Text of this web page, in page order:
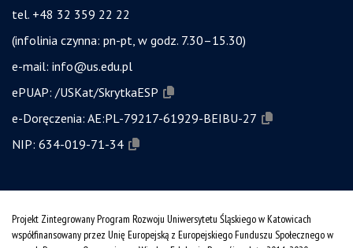
tel. +48 32 359 22 22
(infolinia czynna: pn-pt, w godz. 7.30–15.30)
e-mail: info@us.edu.pl
ePUAP: /USKat/SkrytkaESP
e-Doręczenia: AE:PL-79217-61929-BEIBU-27
NIP: 634-019-71-34
Projekt Zintegrowany Program Rozwoju Uniwersytetu Śląskiego w Katowicach
współfinansowany przez Unię Europejską z Europejskiego Funduszu Społecznego w